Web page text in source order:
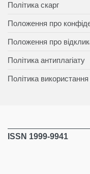
Політика скарг
Положення про
Положення про
Політика антиплагіату
Політика
ISSN 1999-9941